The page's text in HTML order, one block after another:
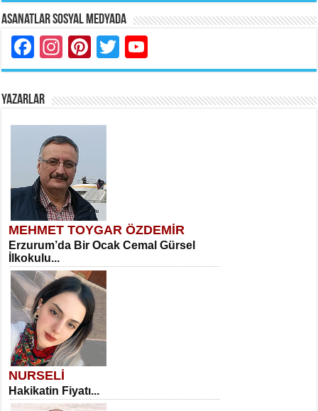
Asanatlar Sosyal Medyada
Facebook
Instagram
Pinterest
Twitter
YAZARLAR
MEHMET TOYGAR ÖZDEMİR
Erzurum’da Bir Ocak Cemal Gürsel
İlkokulu...
NURSELİ
Hakikatin Fiyatı...